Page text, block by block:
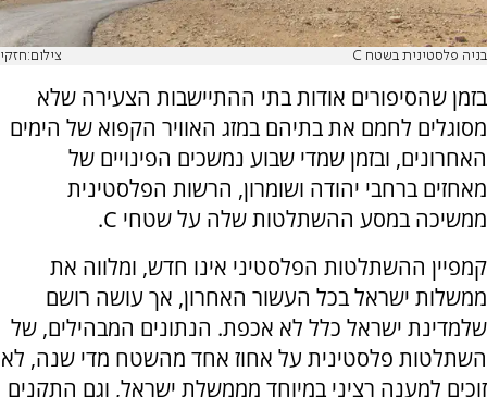
בניה פלסטינית בשטח C צילום:חזקי
בזמן שהסיפורים אודות בתי ההתיישבות הצעירה שלא
מסוגלים לחמם את בתיהם במזג האוויר הקפוא של הימים
האחרונים, ובזמן שמדי שבוע נמשכים הפינויים של
מאחזים ברחבי יהודה ושומרון, הרשות הפלסטינית
ממשיכה במסע ההשתלטות שלה על שטחי C.
קמפיין ההשתלטות הפלסטיני אינו חדש, ומלווה את
ממשלות ישראל בכל העשור האחרון, אך עושה רושם
שלמדינת ישראל כלל לא אכפת. הנתונים המבהילים, של
השתלטות פלסטינית על אחוז אחד מהשטח מדי שנה, לא
זוכים למענה רציני במיוחד מממשלת ישראל, וגם התקנים